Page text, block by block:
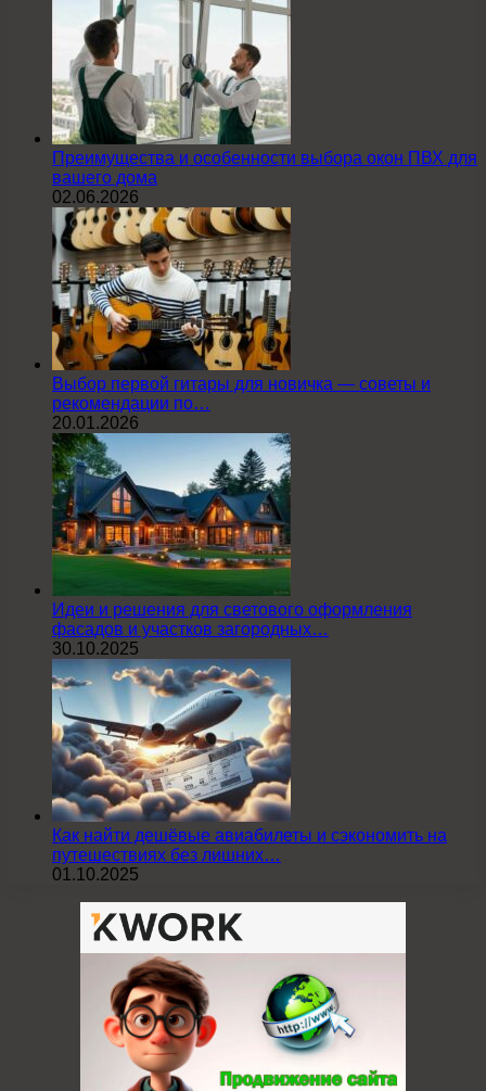
Преимущества и особенности выбора окон ПВХ для
вашего дома
02.06.2026
Выбор первой гитары для новичка — советы и
рекомендации по…
20.01.2026
Идеи и решения для светового оформления
фасадов и участков загородных…
30.10.2025
Как найти дешёвые авиабилеты и сэкономить на
путешествиях без лишних…
01.10.2025